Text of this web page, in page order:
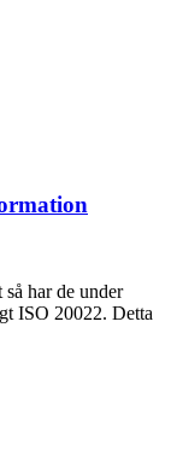
har de under
ISO 20022. Detta